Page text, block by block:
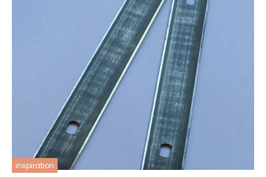
inspiration